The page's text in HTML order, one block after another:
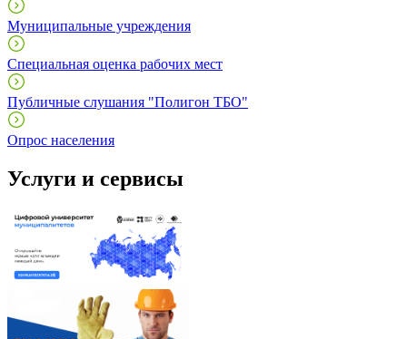
Муниципальные учреждения
Специальная оценка рабочих мест
Публичные слушания "Полигон ТБО"
Опрос населения
Услуги и сервисы